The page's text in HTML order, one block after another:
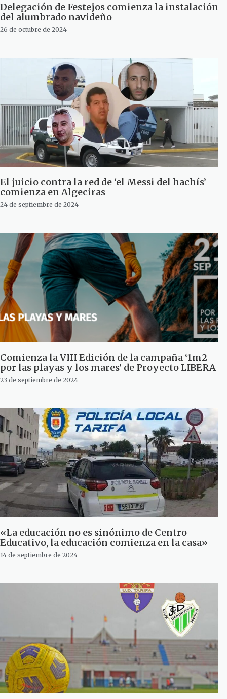
Delegación de Festejos comienza la instalación
del alumbrado navideño
26 de octubre de 2024
El juicio contra la red de ‘el Messi del hachís’
comienza en Algeciras
24 de septiembre de 2024
Comienza la VIII Edición de la campaña ‘1m2
por las playas y los mares’ de Proyecto LIBERA
23 de septiembre de 2024
«La educación no es sinónimo de Centro
Educativo, la educación comienza en la casa»
14 de septiembre de 2024